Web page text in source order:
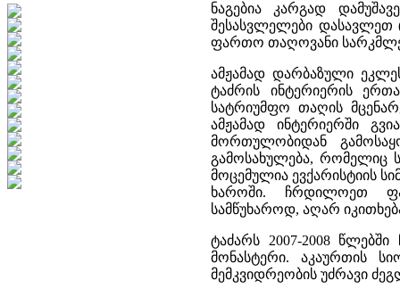
ნაგებია კარგად
შესასვლელები
ფართო თაღოვანი
ამჟამად დარბაზული
ტაძრის ინტერიერის
სატრიუმფო თაღის
ამჟამად ინტერიერში
მორთულობიდან
გამოსახულება, რომელიც
მოცემულია ევქარისტიის
ხაროში. ჩრდილოეთ
სამწუხაროდ, აღარ
ტაძარს 2007-2008
მონასტერი. აკაურთის
მემკვიდრეობის უძრავი